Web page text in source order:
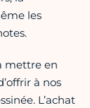
les
mettre en
à nos
L’achat